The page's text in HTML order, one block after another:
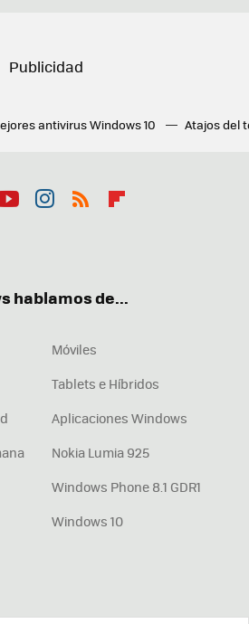
antivirus Windows 10 Atajos del
hablamos de...
Móviles
Tablets e Híbridos
Aplicaciones Windows
Nokia Lumia 925
Windows Phone 8.1 GDR1
Windows 10